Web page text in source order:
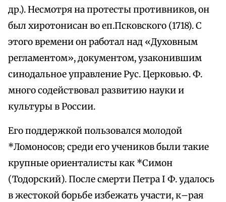
др.). Несмотря на протесты противников, он
был хиротонисан во еп.Псковского (1718). С
этого времени он работал над «Духовным
регламентом», документом, узаконившим
синодальное управление Рус. Церковью. Ф.
много содействовал развитию науки и
культуры в России.
Его поддержкой пользовался молодой
*Ломоносов; среди его учеников были такие
крупные ориенталисты как *Симон
(Тодорский). После смерти Петра I Ф. удалось
в жестокой борьбе избежать участи, к–рая